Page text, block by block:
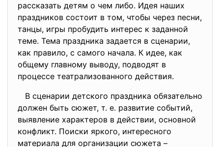
рассказать детям о чем либо. Идея наших
праздников состоит в том, чтобы через песни,
танцы, игры пробудить интерес к заданной
теме. Тема праздника задается в сценарии,
как правило, с самого начала. К идее, как
общему главному выводу, подводят в
процессе театрализованного действия.
В сценарии детского праздника обязательно
должен быть сюжет, т. е. развитие событий,
выявление характеров в действии, основной
конфликт. Поиски яркого, интересного
материала для организации сюжета –